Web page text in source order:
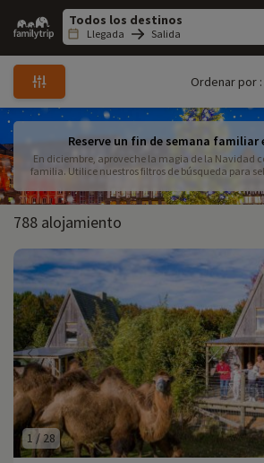
Family
trip
Llegada Salida
Ordenar por :
Reserve un fin de semana familiar
En diciembre, aproveche la magia de la Navidad
familia. Utilice nuestros filtros de búsqueda para
788 alojamiento
1 /28